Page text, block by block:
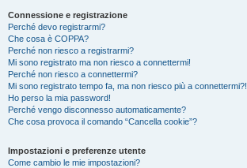
Connessione e registrazione
Perché devo registrarmi?
Che cosa è COPPA?
Perché non riesco a registrarmi?
Mi sono registrato ma non riesco a connettermi!
Perché non riesco a connettermi?
Mi sono registrato tempo fa, ma non riesco più a connettermi?!
Ho perso la mia password!
Perché vengo disconnesso automaticamente?
Che cosa provoca il comando “Cancella cookie”?
Impostazioni e preferenze utente
Come cambio le mie impostazioni?